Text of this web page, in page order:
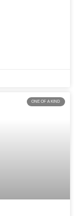
ONE OF A KIND